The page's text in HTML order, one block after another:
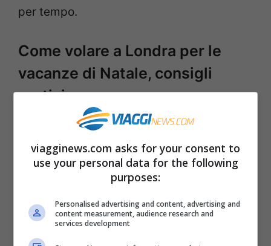
per tempo.
Come volare a Londra per le
vacanze di Natale, consigli
pratici
Compreso cosa comprendevolare a
Londra per le vacanze di Natale,dato che
l’obbligo burocratico del passaporto non è
potrebbe essere l’itinerario più iconico e
al tempo stesso economico.
viagginews.com asks for your consent to
use your personal data for the following
purposes:
Personalised advertising and content, advertising and
content measurement, audience research and
services development